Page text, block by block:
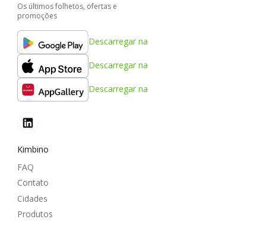
Os últimos folhetos, ofertas e
promoções
Descarregar na
Descarregar na
Descarregar na
Kimbino
FAQ
Contato
Cidades
Produtos